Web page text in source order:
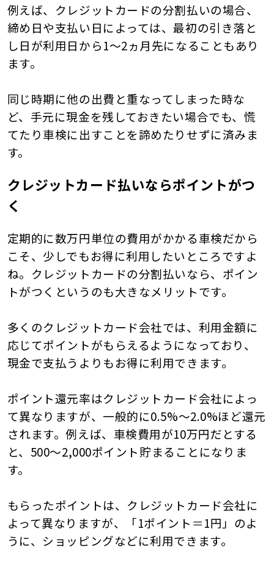
例えば、クレジットカードの分割払いの場合、
締め日や支払い日によっては、最初の引き落と
し日が利用日から1～2ヵ月先になることもあり
ます。
同じ時期に他の出費と重なってしまった時な
ど、手元に現金を残しておきたい場合でも、慌
てたり車検に出すことを諦めたりせずに済みま
す。
クレジットカード払いならポイントがつ
く
定期的に数万円単位の費用がかかる車検だから
こそ、少しでもお得に利用したいところですよ
ね。クレジットカードの分割払いなら、ポイン
トがつくというのも大きなメリットです。
多くのクレジットカード会社では、利用金額に
応じてポイントがもらえるようになっており、
現金で支払うよりもお得に利用できます。
ポイント還元率はクレジットカード会社によっ
て異なりますが、一般的に0.5%～2.0%ほど還元
されます。例えば、車検費用が10万円だとする
と、500～2,000ポイント貯まることになりま
す。
もらったポイントは、クレジットカード会社に
よって異なりますが、「1ポイント＝1円」のよ
うに、ショッピングなどに利用できます。